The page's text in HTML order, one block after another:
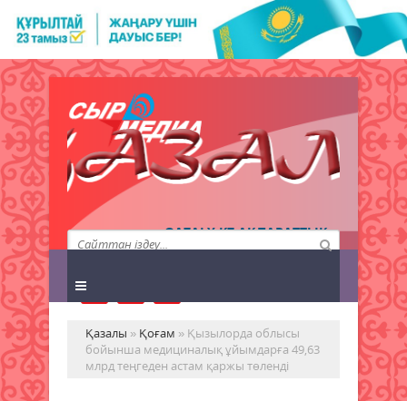
QAZALY.KZ АҚПАРАТТЫҚ
АГЕНТТІГІ
Қазалы » Қоғам » Қызылорда облысы
бойынша медициналық ұйымдарға 49,63
млрд теңгеден астам қаржы төленді